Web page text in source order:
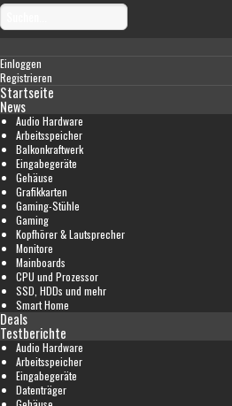
Einloggen
Registrieren
Startseite
News
Audio Hardware
Arbeitsspeicher
Balkonkraftwerk
Eingabegeräte
Gehäuse
Grafikkarten
Gaming-Stühle
Gaming
Kopfhörer & Lautsprecher
Monitore
Mainboards
CPU und Prozessor
SSD, HDDs und mehr
Smart Home
Deals
Testberichte
Audio Hardware
Arbeitsspeicher
Eingabegeräte
Datenträger